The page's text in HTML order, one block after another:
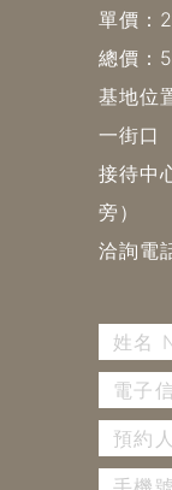
單價：
總價：
基地位
一街口
接待中
旁）
洽詢電